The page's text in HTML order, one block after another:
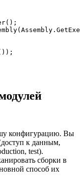
конфигурацию. Вы
к данным,
test).
сборки в
способ их